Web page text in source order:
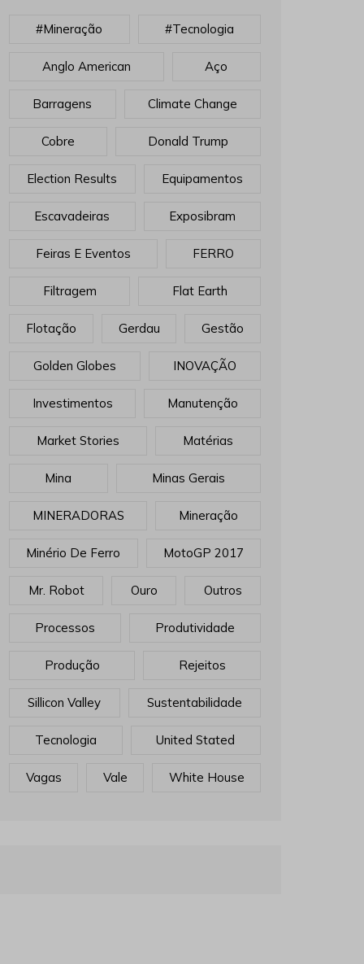
#mineração #tecnologia
Anglo American Aço
Barragens Climate Change
Cobre Donald Trump
Election Results Equipamentos
Escavadeiras Exposibram
Feiras E Eventos FERRO
Filtragem Flat Earth
Flotação Gerdau Gestão
Golden Globes INOVAÇÃO
Investimentos Manutenção
Market Stories Matérias
Mina Minas Gerais
MINERADORAS Mineração
Minério De Ferro MotoGP 2017
Mr. Robot Ouro Outros
Processos Produtividade
Produção Rejeitos
Sillicon Valley Sustentabilidade
Tecnologia United Stated
Vagas Vale White House